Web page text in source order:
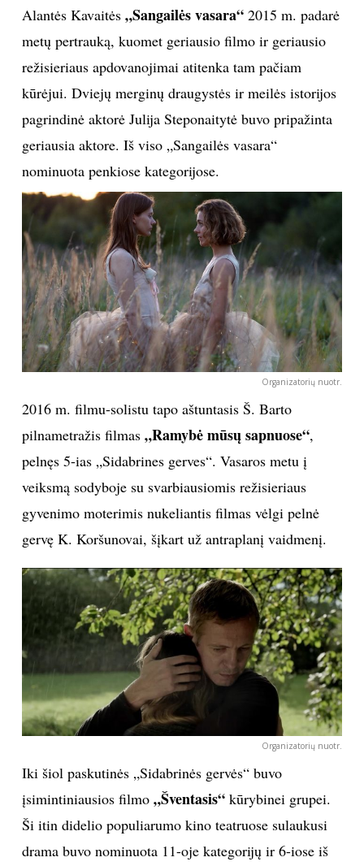
Alantės Kavaitės „Sangailės vasara“2015 m. padarė
metų pertrauką, kuomet geriausio filmo ir geriausio
režisieriaus apdovanojimai atitenka tam pačiam
kūrėjui. Dviejų merginų draugystės ir meilės istorijos
pagrindinė aktorė Julija Steponaitytė buvo pripažinta
geriausia aktore. Iš viso „Sangailės vasara“
nominuota penkiose kategorijose.
Organizatorių nuotr.
2016 m. filmu-solistu tapo aštuntasis Š. Barto
pilnametražis filmas „Ramybė mūsų sapnuose“,
pelnęs 5-ias „Sidabrines gerves“. Vasaros metu į
veiksmą sodyboje su svarbiausiomis režisieriaus
gyvenimo moterimis nukeliantis filmas vėlgi pelnė
gervę K. Koršunovai, šįkart už antraplanį vaidmenį.
Organizatorių nuotr.
Iki šiol paskutinės „Sidabrinės gervės“ buvo
įsimintiniausios filmo „Šventasis“kūrybinei grupei.
Ši itin didelio populiarumo kino teatruose sulaukusi
drama buvo nominuota 11-oje kategorijų ir 6-iose iš